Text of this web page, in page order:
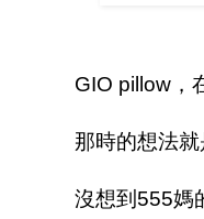
GIO pillow，
那時的想法
沒想到555媽